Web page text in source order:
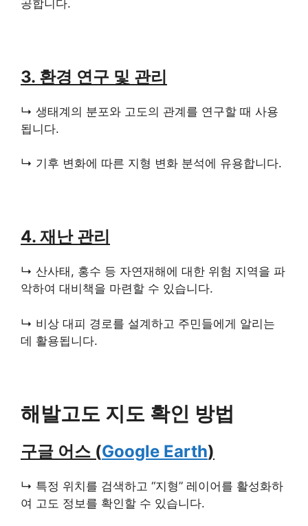
공합니다.
3. 환경 연구 및 관리
↳ 생태계의 분포와 고도의 관계를 연구할 때 사용
됩니다.
↳ 기후 변화에 따른 지형 변화 분석에 유용합니다.
4. 재난 관리
↳ 산사태, 홍수 등 자연재해에 대한 위험 지역을 파
악하여 대비책을 마련할 수 있습니다.
↳ 비상 대피 경로를 설계하고 주민들에게 알리는
데 활용됩니다.
해발고도 지도 확인 방법
구글 어스 (Google Earth)
↳ 특정 위치를 검색하고 “지형” 레이어를 활성화하
여 고도 정보를 확인할 수 있습니다.